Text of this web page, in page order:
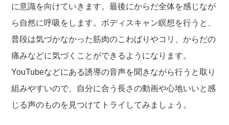
に意識を向けていきます。最後にからだ全体を感じなが
ら自然に呼吸をします。ボディスキャン瞑想を行うと、
普段は気づかなかった筋肉のこわばりやコリ、からだの
痛みなどに気づくことができるようになります。
YouTubeなどにある誘導の音声を聞きながら行うと取り
組みやすいので、自分に合う長さの動画や心地いいと感
じる声のものを見つけてトライしてみましょう。